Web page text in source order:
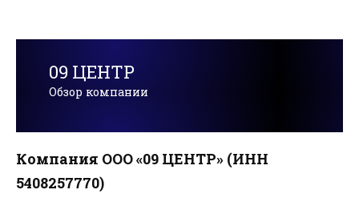
09 ЦЕНТР
Обзор компании
Компания ООО «09 ЦЕНТР» (ИНН
5408257770)